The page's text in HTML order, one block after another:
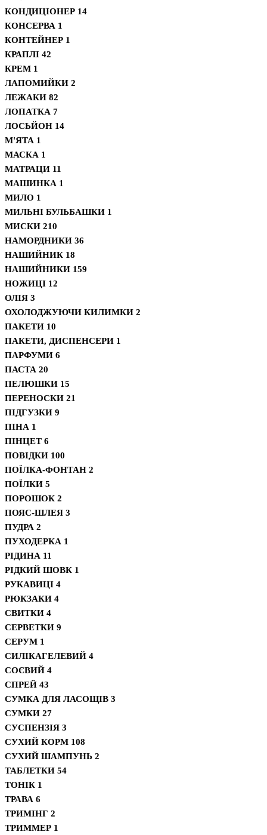
КОНДИЦІОНЕР 14
КОНСЕРВА 1
КОНТЕЙНЕР 1
КРАПЛІ 42
КРЕМ 1
ЛАПОМИЙКИ 2
ЛЕЖАКИ 82
ЛОПАТКА 7
ЛОСЬЙОН 14
М'ЯТА 1
МАСКА 1
МАТРАЦИ 11
МАШИНКА 1
МИЛО 1
МИЛЬНІ БУЛЬБАШКИ 1
МИСКИ 210
НАМОРДНИКИ 36
НАШИЙНИК 18
НАШИЙНИКИ 159
НОЖИЦІ 12
ОЛІЯ 3
ОХОЛОДЖУЮЧИ КИЛИМКИ 2
ПАКЕТИ 10
ПАКЕТИ, ДИСПЕНСЕРИ 1
ПАРФУМИ 6
ПАСТА 20
ПЕЛЮШКИ 15
ПЕРЕНОСКИ 21
ПІДГУЗКИ 9
ПІНА 1
ПІНЦЕТ 6
ПОВІДКИ 100
ПОЇЛКА-ФОНТАН 2
ПОЇЛКИ 5
ПОРОШОК 2
ПОЯС-ШЛЕЯ 3
ПУДРА 2
ПУХОДЕРКА 1
РІДИНА 11
РІДКИЙ ШОВК 1
РУКАВИЦІ 4
РЮКЗАКИ 4
СВИТКИ 4
СЕРВЕТКИ 9
СЕРУМ 1
СИЛІКАГЕЛЕВИЙ 4
СОЄВИЙ 4
СПРЕЙ 43
СУМКА ДЛЯ ЛАСОЩІВ 3
СУМКИ 27
СУСПЕНЗІЯ 3
СУХИЙ КОРМ 108
СУХИЙ ШАМПУНЬ 2
ТАБЛЕТКИ 54
ТОНІК 1
ТРАВА 6
ТРИМІНГ 2
ТРИММЕР 1